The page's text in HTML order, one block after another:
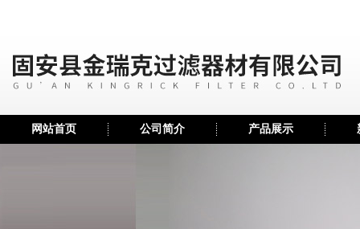
网站首页 公司简介 产品展示